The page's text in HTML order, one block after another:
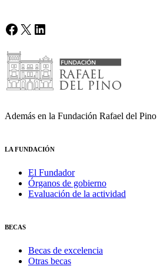
Facebook
X LinkedIn
Además en la Fundación Rafael del Pino
LA FUNDACIÓN
El Fundador
Órganos de gobierno
Evaluación de la actividad
BECAS
Becas de excelencia
Otras becas